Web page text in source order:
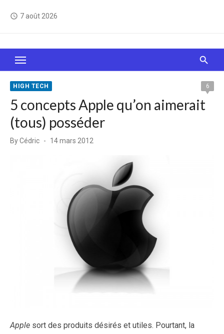
access_time 7 août 2026
Le Web, c'est comme une boîte de chocolats… On
sait jamais sur quoi on va tomber !
HIGH TECH 6
5 concepts Apple qu’on aimerait
(tous) posséder
ByCédric
Posted
14 mars 2012
Apple sort des produits désirés et utiles. Pourtant, la